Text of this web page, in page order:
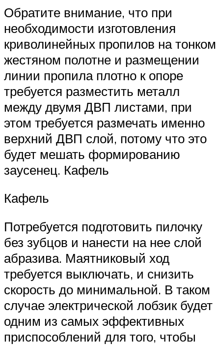
Обратите внимание, что при
необходимости изготовления
криволинейных пропилов на тонком
жестяном полотне и размещении
линии пропила плотно к опоре
требуется разместить металл
между двумя ДВП листами, при
этом требуется размечать именно
верхний ДВП слой, потому что это
будет мешать формированию
заусенец. Кафель
Кафель
Потребуется подготовить пилочку
без зубцов и нанести на нее слой
абразива. Маятниковый ход
требуется выключать, и снизить
скорость до минимальной. В таком
случае электрической лобзик будет
одним из самых эффективных
приспособлений для того, чтобы